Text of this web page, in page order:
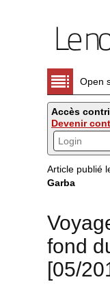
Open
Accès
Devenir
Article publié
Garba
fond
[05/